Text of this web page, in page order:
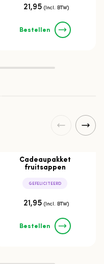
21,95 (Incl. BTW)
Bestellen
Cadeaupakket
fruitsappen
GEFELICITEERD
21,95 (Incl. BTW)
Bestellen